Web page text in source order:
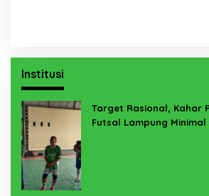
Institusi
Target Rasional, Kahar
Futsal Lampung Minimal